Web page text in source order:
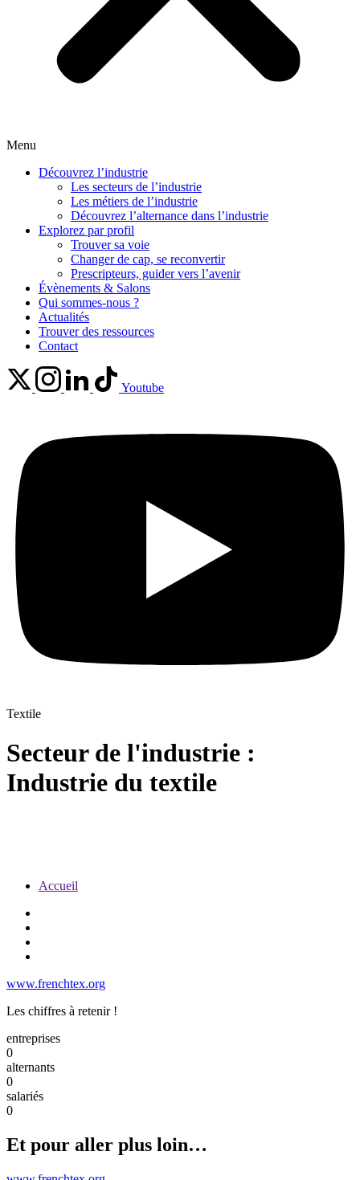
Menu
Découvrez l’industrie
Les secteurs de l’industrie
Les métiers de l’industrie
Découvrez l’alternance dans l’industrie
Explorez par profil
Trouver sa voie
Changer de cap, se reconvertir
Prescripteurs, guider vers l’avenir
Évènements & Salons
Qui sommes-nous ?
Actualités
Trouver des ressources
Contact
Youtube
Textile
Secteur de l'industrie :
Industrie du textile
Accueil
www.frenchtex.org
Les chiffres à retenir !
entreprises
0
alternants
0
salariés
0
Et pour aller plus loin…